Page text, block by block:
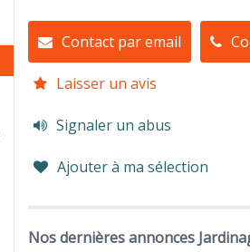
Contact par email
Laisser un avis
Signaler un abus
Ajouter à ma sélection
Nos dernières annonces